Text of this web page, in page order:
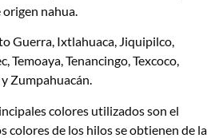
nahua.
Guerra, Ixtlahuaca, Jiquipilco,
Temoaya, Tenancingo, Texcoco,
Zumpahuacán.
colores utilizados son el
colores de los hilos se obtienen de la